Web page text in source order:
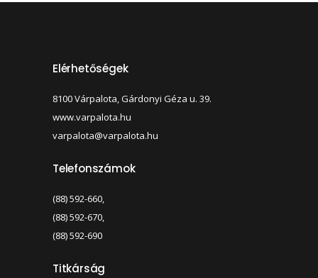
Elérhetőségek
8100 Várpalota, Gárdonyi Géza u. 39.
www.varpalota.hu
varpalota@varpalota.hu
Telefonszámok
(88) 592-660,
(88) 592-670,
(88) 592-690
Titkárság